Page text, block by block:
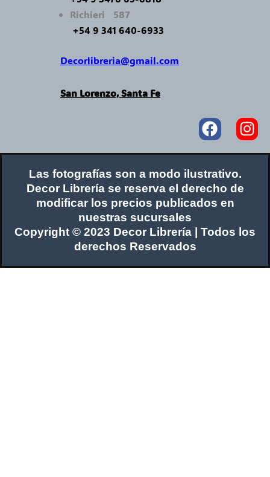
Richieri 587
+54 9 341 640-6933
Decorlibreria@gmail.com
San Lorenzo, Santa Fe
Las fotografías son a modo ilustrativo.
Decor Librería se reserva el derecho de
modificar los precios publicados en
nuestras sucursales
Copyright © 2023 Decor Librería | Todos los
derechos Reservados